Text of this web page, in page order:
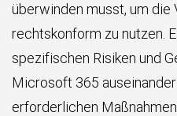
überwinden musst, um
rechtskonform zu nutzen.
spezifischen Risiken und
Microsoft 365
erforderlichen